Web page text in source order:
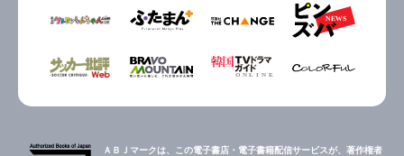
ＡＢＪマークは、この電子書店・電子書籍配信サービスが、著作権者